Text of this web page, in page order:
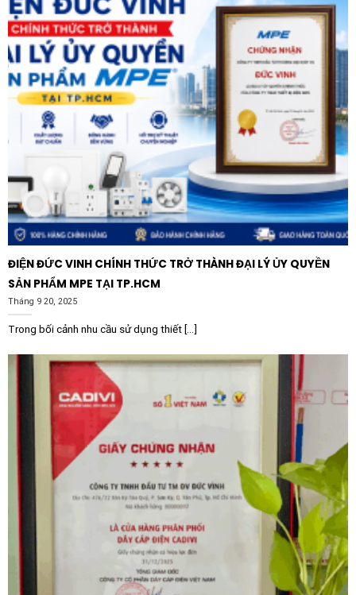
khách hàng còn nhận được chế độ bảo hành dài hạn và
sự hỗ trợ kỹ thuật tận tình, giúp quy trình lắp đặt và
vận hành trở nên đơn giản và hiệu quả hơn bao giờ hết.
ĐIỆN ĐỨC VINH CHÍNH THỨC TRỞ THÀNH ĐẠI LÝ ỦY QUYỀN
SẢN PHẨM MPE TẠI TP.HCM
Tháng 9 20, 2025
Trong bối cảnh nhu cầu sử dụng thiết [...]